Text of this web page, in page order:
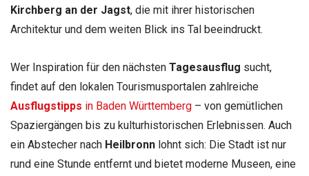
Kirchberg an der Jagst, die mit ihrer historischen
Architektur und dem weiten Blick ins Tal beeindruckt.
Wer Inspiration für den nächsten Tagesausflug sucht,
findet auf den lokalen Tourismusportalen zahlreiche
Ausflugstipps in Baden Württemberg – von gemütlichen
Spaziergängen bis zu kulturhistorischen Erlebnissen. Auch
ein Abstecher nach Heilbronn lohnt sich: Die Stadt ist nur
rund eine Stunde entfernt und bietet moderne Museen, eine